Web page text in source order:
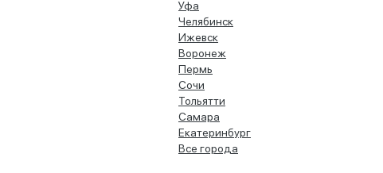
Уфа
Челябинск
Ижевск
Воронеж
Пермь
Сочи
Тольятти
Самара
Екатеринбург
Все города